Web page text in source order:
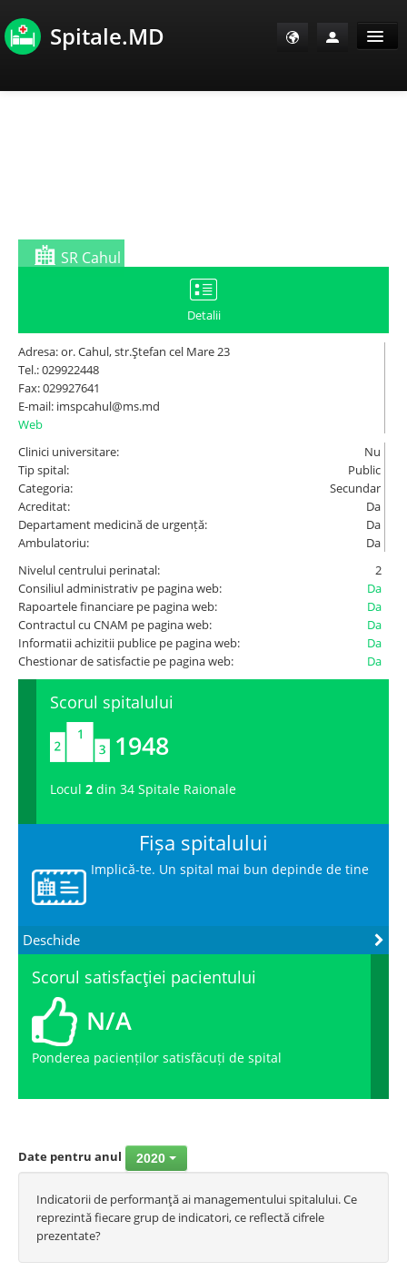
Spitale.MD
E-Sănătate Pacienți
E-Sănătate Instituții
Tuberculoza Info
Spitale.MD
Centrul PAS
Școala E-Sănătate
SanoTeca
SR Cahul
Detalii
Adresa: or. Cahul, str.Ştefan cel Mare 23
Tel.: 029922448
Fax: 029927641
E-mail: imspcahul@ms.md
Web
Clinici universitare:
Nu
Tip spital:
Public
Categoria:
Secundar
Acreditat:
Da
Departament medicină de urgență:
Da
Ambulatoriu:
Da
Nivelul centrului perinatal:
2
Consiliul administrativ pe pagina web:
Da
Rapoartele financiare pe pagina web:
Da
Contractul cu CNAM pe pagina web:
Da
Informatii achizitii publice pe pagina web:
Da
Chestionar de satisfactie pe pagina web:
Da
Scorul spitalului
1948
Locul 2 din 34 Spitale Raionale
Fișa spitalului
Implică-te. Un spital mai bun depinde de tine
Deschide
Scorul satisfacţiei pacientului
N/A
Ponderea pacienților satisfăcuți de spital
Date pentru anul 2020
Indicatorii de performanţă ai managementului spitalului. Ce
reprezintă fiecare grup de indicatori, ce reflectă cifrele
prezentate?